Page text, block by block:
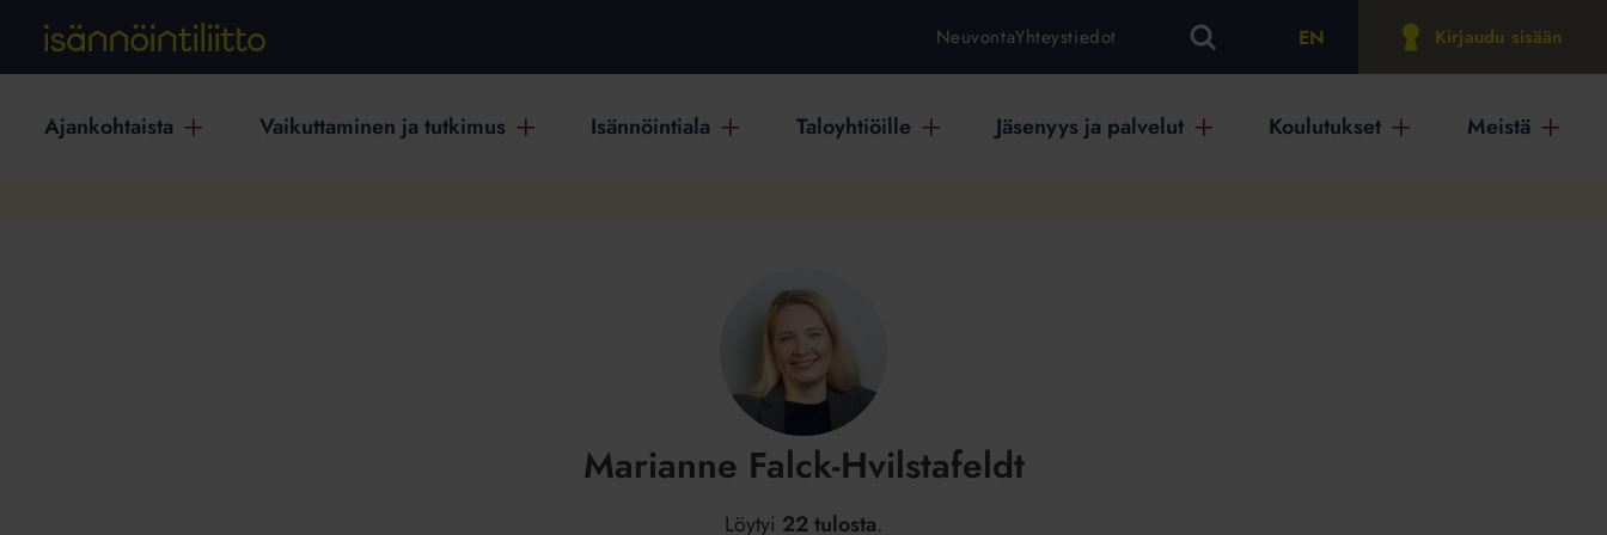
NeuvontaYhteystiedot EN Kirjaudu sisään
Ajankohtaista Vaikuttaminen ja tutkimus Isännöintiala Taloyhtiöille Jäsenyys ja palvelut Koulutukset Meistä
Marianne Falck-Hvilstafeldt
Löytyi 22 tulosta.